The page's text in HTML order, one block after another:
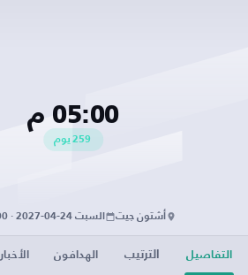
05:00 م
259 يوم
أشتون جيت السبت 24-04-2027 · 05:00 م
التفاصيل الترتيب الهدافون الأخبار